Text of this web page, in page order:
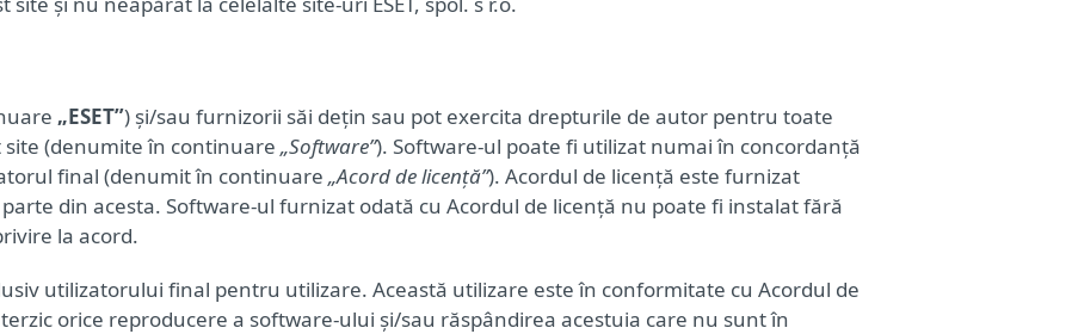
„ESET”) și/sau furnizorii săi dețin sau pot exercita drepturile de autor pentru toate
(denumite în continuare „Software”). Software-ul poate fi utilizat numai în concordanță
final (denumit în continuare „Acord de licență”). Acordul de licență este furnizat
din acesta. Software-ul furnizat odată cu Acordul de licență nu poate fi instalat fără
la acord.
utilizatorului final pentru utilizare. Această utilizare este în conformitate cu Acordul de
orice reproducere a software-ului și/sau răspândirea acestuia care nu sunt în